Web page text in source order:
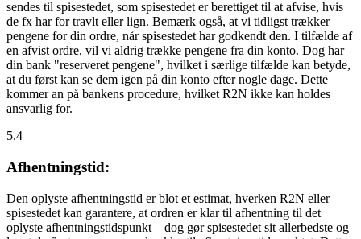
sendes til spisestedet, som spisestedet er berettiget til at afvise, hvis
de fx har for travlt eller lign. Bemærk også, at vi tidligst trækker
pengene for din ordre, når spisestedet har godkendt den. I tilfælde af
en afvist ordre, vil vi aldrig trække pengene fra din konto. Dog har
din bank "reserveret pengene", hvilket i særlige tilfælde kan betyde,
at du først kan se dem igen på din konto efter nogle dage. Dette
kommer an på bankens procedure, hvilket R2N ikke kan holdes
ansvarlig for.
5.4
Afhentningstid:
Den oplyste afhentningstid er blot et estimat, hverken R2N eller
spisestedet kan garantere, at ordren er klar til afhentning til det
oplyste afhentningstidspunkt – dog gør spisestedet sit allerbedste og